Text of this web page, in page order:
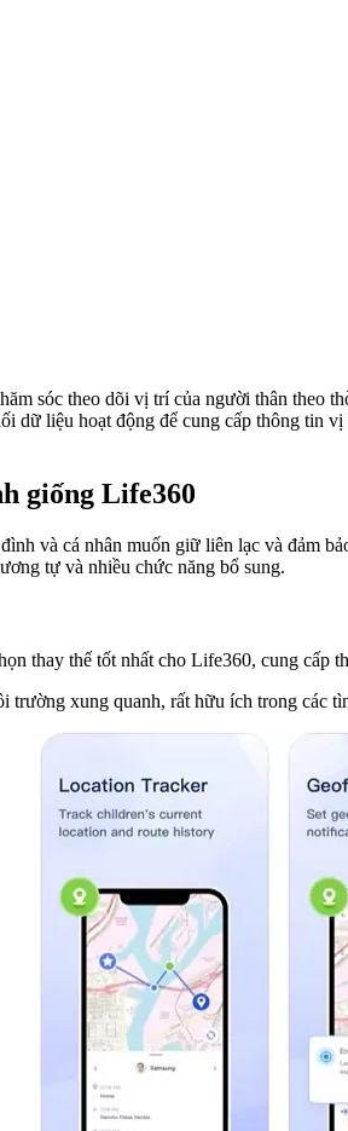
sóc theo dõi vị trí của người thân theo
dữ liệu hoạt động để cung cấp thông tin
giống Life360
và cá nhân muốn giữ liên lạc và đảm
tự và nhiều chức năng bổ sung.
thay thế tốt nhất cho Life360, cung cấp
xung quanh, rất hữu ích trong các